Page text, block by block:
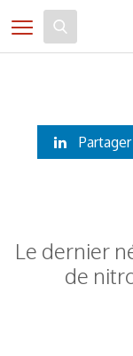
Toggle
Partager
Le dernier
de
Panneau de